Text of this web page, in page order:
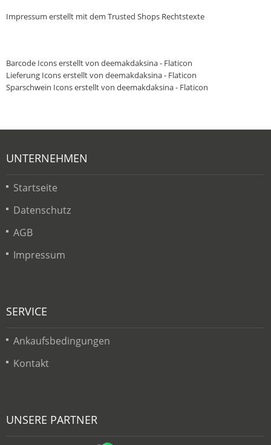
Impressum erstellt mit dem Trusted Shops Rechtstexte
Barcode Icons erstellt von deemakdaksina - Flaticon
Lieferung Icons erstellt von deemakdaksina - Flaticon
Sparschwein Icons erstellt von deemakdaksina - Flaticon
UNTERNEHMEN
Startseite
Datenschutz
AGB
Impressum
SERVICE
Ankaufsbedingungen
Kontakt
UNSERE PARTNER